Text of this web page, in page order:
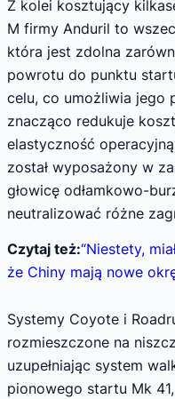
Z kolei kosztujący
M firmy Anduril to
która jest zdolna
powrotu do punktu
celu, co umożliwia jego
znacząco redukuje
elastyczność
został wyposażony w
głowicę odłamkowo-
neutralizować różne
Czytaj też:“Niestety,
że Chiny mają nowe
Systemy Coyote i
rozmieszczone na
uzupełniając system
pionowego startu Mk